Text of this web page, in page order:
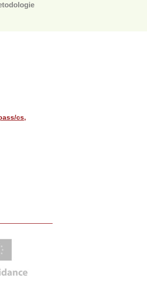
cs,